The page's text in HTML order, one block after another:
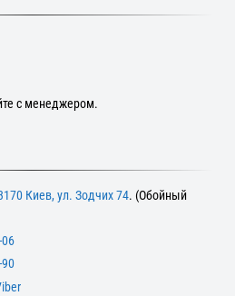
с менеджером.
Киев, ул. Зодчих 74. (Обойный